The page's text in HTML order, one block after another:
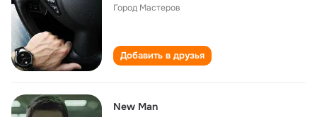
Город Мастеров
Добавить в друзья
New Man